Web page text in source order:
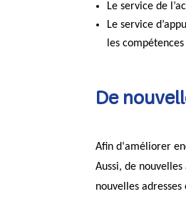
Le service de
Le service
les
De
Afin d‘améliorer
Aussi, de
nouvelles